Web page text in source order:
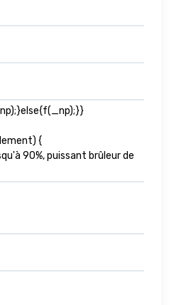
{
90%, puissant brûleur de